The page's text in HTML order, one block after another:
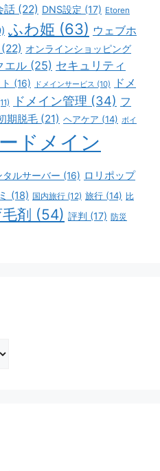
話 (22) DNS設定 (17) Etoren
ふわ姫 (63) ウェブホ
(22) オンラインショッピング
エル (25) セキュリティ
(16) ドメインサービス (10)
ドメ
ドメイン管理 (34) フ
期脱毛 (21) ヘアケア (14) ボイ
ドメイン
タルサーバー (16) ロリポップ
(18) 国内旅行 (12) 旅行 (14) 比
剤 (54) 評判 (17) 防災